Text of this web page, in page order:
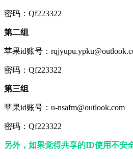
密码：Qf223322
第二组
苹果id账号：
密码：Qf223322
第三组
苹果id账号：u-nsafm@outlook.com
密码：Qf223322
另外，如果觉得共享的ID使用不安